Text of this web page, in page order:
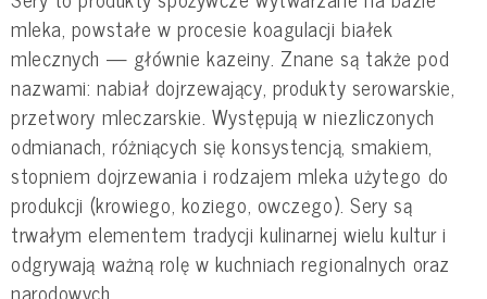
mleka, powstałe w procesie koagulacji białek
mlecznych — głównie kazeiny. Znane są także pod
nazwami: nabiał dojrzewający, produkty serowarskie,
przetwory mleczarskie. Występują w niezliczonych
odmianach, różniących się konsystencją, smakiem,
stopniem dojrzewania i rodzajem mleka użytego do
produkcji (krowiego, koziego, owczego). Sery są
trwałym elementem tradycji kulinarnej wielu kultur i
odgrywają ważną rolę w kuchniach regionalnych oraz
narodowych.